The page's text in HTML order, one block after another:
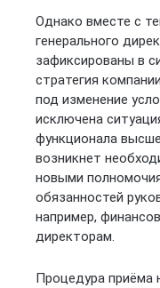
Однако вместе с
генерального
зафиксированы в
стратегия
под изменение
исключена
функционала
возникнет
новыми
обязанностей
например,
директорам.
Процедура приёма